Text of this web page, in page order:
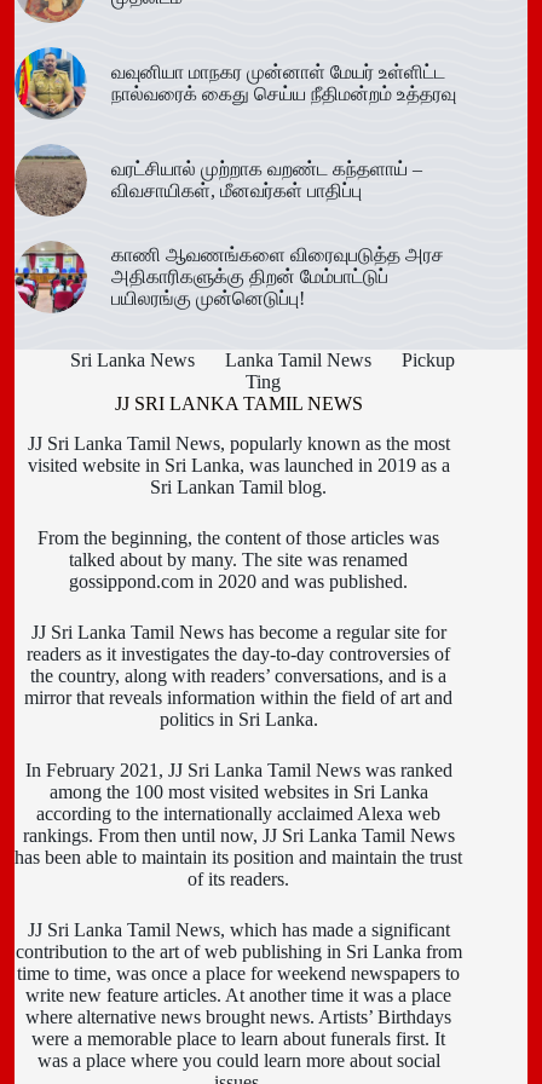
வவுனியா மாநகர முன்னாள் மேயர் உள்ளிட்ட
நால்வரைக் கைது செய்ய நீதிமன்றம் உத்தரவு
வரட்சியால் முற்றாக வறண்ட கந்தளாய் –
விவசாயிகள், மீனவர்கள் பாதிப்பு
காணி ஆவணங்களை விரைவுபடுத்த அரச
அதிகாரிகளுக்கு திறன் மேம்பாட்டுப்
பயிலரங்கு முன்னெடுப்பு!
Sri Lanka News Lanka Tamil News
Pickup
Ting
JJ SRI LANKA TAMIL NEWS
JJ Sri Lanka Tamil News, popularly known as the most
visited website in Sri Lanka, was launched in 2019 as a
Sri Lankan Tamil blog.
From the beginning, the content of those articles was
talked about by many. The site was renamed
gossippond.com in 2020 and was published.
JJ Sri Lanka Tamil News has become a regular site for
readers as it investigates the day-to-day controversies of
the country, along with readers’ conversations, and is a
mirror that reveals information within the field of art and
politics in Sri Lanka.
In February 2021, JJ Sri Lanka Tamil News was ranked
among the 100 most visited websites in Sri Lanka
according to the internationally acclaimed Alexa web
rankings. From then until now, JJ Sri Lanka Tamil News
has been able to maintain its position and maintain the trust
of its readers.
JJ Sri Lanka Tamil News, which has made a significant
contribution to the art of web publishing in Sri Lanka from
time to time, was once a place for weekend newspapers to
write new feature articles. At another time it was a place
where alternative news brought news. Artists’ Birthdays
were a memorable place to learn about funerals first. It
was a place where you could learn more about social